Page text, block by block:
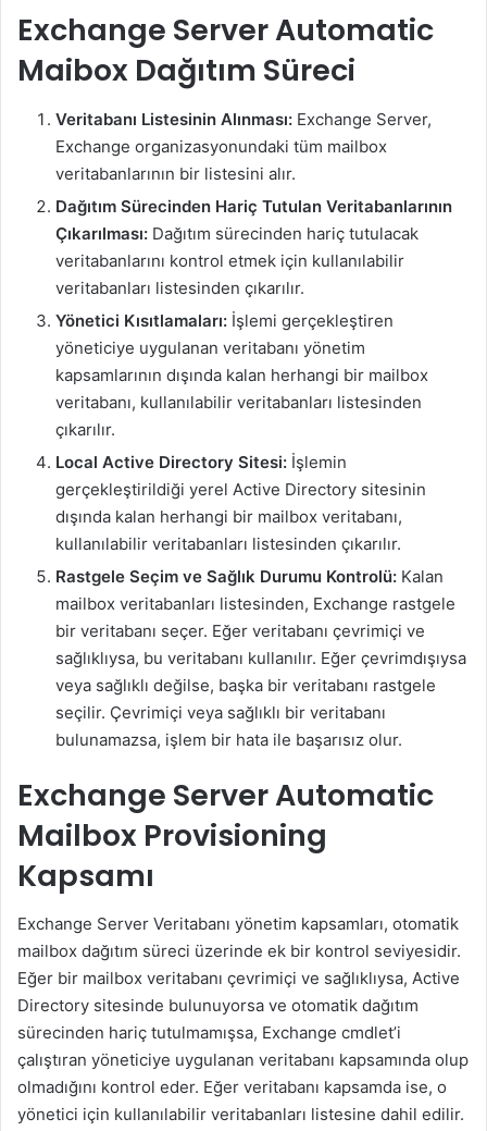
Exchange Server Automatic
Maibox Dağıtım Süreci
Veritabanı Listesinin Alınması: Exchange Server,
Exchange organizasyonundaki tüm mailbox
veritabanlarının bir listesini alır.
Dağıtım Sürecinden Hariç Tutulan Veritabanlarının
Çıkarılması: Dağıtım sürecinden hariç tutulacak
veritabanlarını kontrol etmek için kullanılabilir
veritabanları listesinden çıkarılır.
Yönetici Kısıtlamaları: İşlemi gerçekleştiren
yöneticiye uygulanan veritabanı yönetim
kapsamlarının dışında kalan herhangi bir mailbox
veritabanı, kullanılabilir veritabanları listesinden
çıkarılır.
Local Active Directory Sitesi: İşlemin
gerçekleştirildiği yerel Active Directory sitesinin
dışında kalan herhangi bir mailbox veritabanı,
kullanılabilir veritabanları listesinden çıkarılır.
Rastgele Seçim ve Sağlık Durumu Kontrolü: Kalan
mailbox veritabanları listesinden, Exchange rastgele
bir veritabanı seçer. Eğer veritabanı çevrimiçi ve
sağlıklıysa, bu veritabanı kullanılır. Eğer çevrimdışıysa
veya sağlıklı değilse, başka bir veritabanı rastgele
seçilir. Çevrimiçi veya sağlıklı bir veritabanı
bulunamazsa, işlem bir hata ile başarısız olur.
Exchange Server Automatic
Mailbox Provisioning
Kapsamı
Exchange Server Veritabanı yönetim kapsamları, otomatik
mailbox dağıtım süreci üzerinde ek bir kontrol seviyesidir.
Eğer bir mailbox veritabanı çevrimiçi ve sağlıklıysa, Active
Directory sitesinde bulunuyorsa ve otomatik dağıtım
sürecinden hariç tutulmamışsa, Exchange cmdlet’i
çalıştıran yöneticiye uygulanan veritabanı kapsamında olup
olmadığını kontrol eder. Eğer veritabanı kapsamda ise, o
yönetici için kullanılabilir veritabanları listesine dahil edilir.